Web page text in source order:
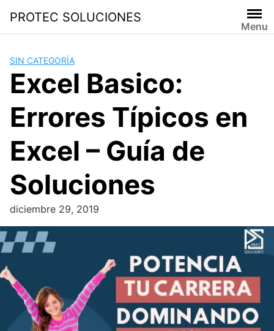
PROTEC SOLUCIONES
Menu
SIN CATEGORÍA
Excel Basico:
Errores Típicos en
Excel – Guía de
Soluciones
diciembre 29, 2019